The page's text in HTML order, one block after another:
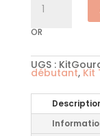
débutant
sac
OR
UGS :
débutant,Kit